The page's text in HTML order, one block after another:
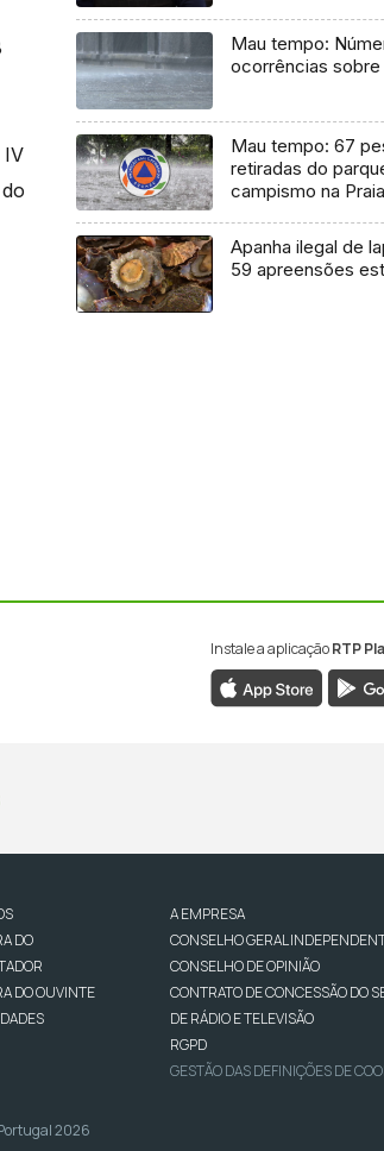
IV
Mau tempo:
ocorrências sobre
Mau tempo: 67
retiradas do
campismo na
Apanha ilegal de
59 apreensões
Instale a aplicaçãoRTP
DO
DO OUVINTE
A EMPRESA
CONSELHO GERAL
CONSELHO DE OPINIÃO
CONTRATO DE CONCESSÃO DO
DE RÁDIO E TELEVISÃO
RGPD
GESTÃO DAS DEFINIÇÕES DE
2026